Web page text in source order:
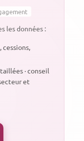
les données :
· conseil
et